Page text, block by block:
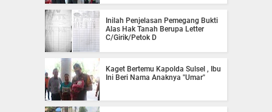
Inilah Penjelasan Pemegang Bukti
Alas Hak Tanah Berupa Letter
C/Girik/Petok D
Kaget Bertemu Kapolda Sulsel , Ibu
Ini Beri Nama Anaknya "Umar"